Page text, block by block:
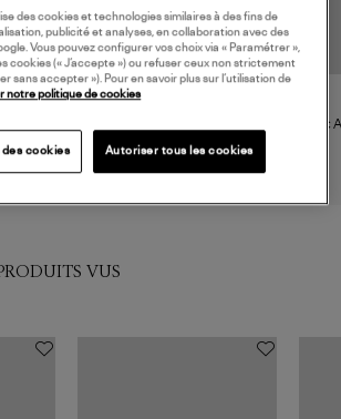
220,00 €
Sac
VUS
des cookies et technologies similaires à des fins de
publicité et analyses, en collaboration avec des
Vous pouvez configurer vos choix via « Paramétrer »,
cookies (« J’accepte ») ou refuser ceux non strictement
sans accepter »). Pour en savoir plus sur l’utilisation de
notre politique de cookies
des cookies Autoriser tous les cookies